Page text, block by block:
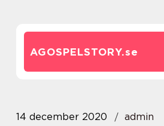
AGOSPELSTORY.se
14 december 2020 admin